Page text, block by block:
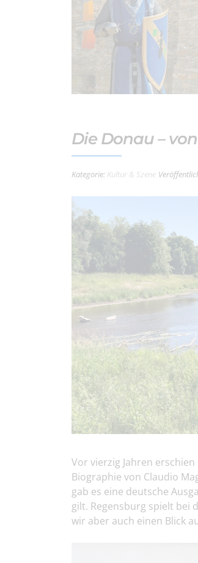
Die Donau –
Kategorie: Kultur & Szene
Vor vierzig Jahren
Biographie von Claudio
gab es eine deutsche
gilt. Regensburg spielt bei
wir aber auch einen Blick